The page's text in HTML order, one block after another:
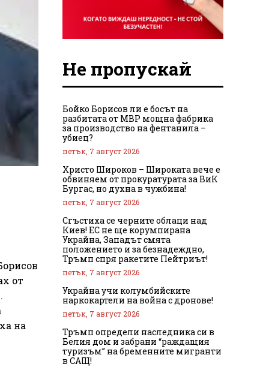
от
на
Не пропускай
Бойко Борисов ли е босът на
разбитата от МВР мощна фабрика
за производство на фентанила –
убиец?
петък, 7 август 2026
Христо Широков – Широката вече е
обвиняем от прокуратурата за ВиК
Бургас, но духна в чужбина!
петък, 7 август 2026
Сгъстиха се черните облаци над
Киев! ЕС не ще корумпирана
Украйна, Западът смята
положението и за безнадеждно,
Тръмп спря ракетите Пейтриът!
петък, 7 август 2026
Украйна учи колумбийските
наркокартели на война с дронове!
петък, 7 август 2026
Тръмп определи наследника си в
Белия дом и забрани “раждащия
туризъм” на бременните мигранти
в САЩ!